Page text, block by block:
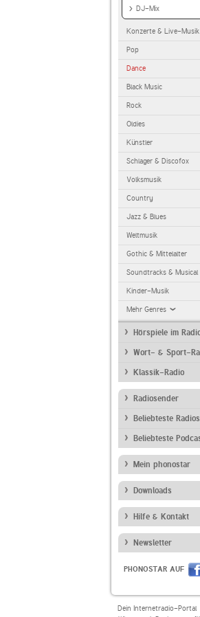
DJ-Mix
Konzerte & Live-Musik
Pop
Dance
Black Music
Rock
Oldies
Künstler
Schlager & Discofox
Volksmusik
Country
Jazz & Blues
Weltmusik
Gothic & Mittelalter
Soundtracks & Musical
Kinder-Musik
Mehr Genres
Hörspiele im
Wort- & Sport-
Klassik-Radio
Radiosender
Beliebteste Radios
Beliebteste
Mein phonostar
Downloads
Hilfe & Kontakt
Newsletter
PHONOSTAR AUF
Dein Internetradio-Portal